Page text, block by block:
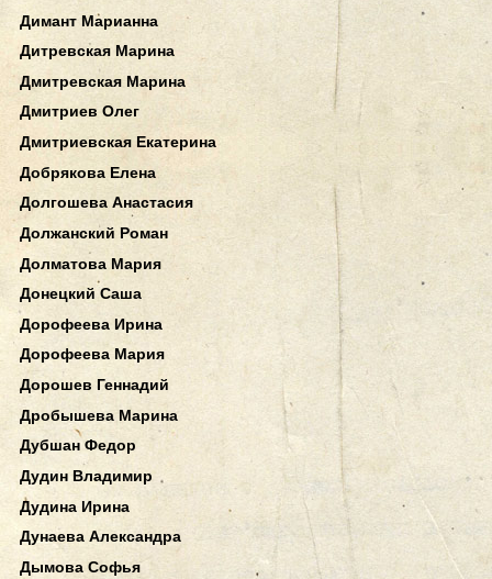
Димант Марианна
Дитревская Марина
Дмитревская Марина
Дмитриев Олег
Дмитриевская Екатерина
Добрякова Елена
Долгошева Анастасия
Должанский Роман
Долматова Мария
Донецкий Саша
Дорофеева Ирина
Дорофеева Мария
Дорошев Геннадий
Дробышева Марина
Дубшан Федор
Дудин Владимир
Дудина Ирина
Дунаева Александра
Дымова Софья